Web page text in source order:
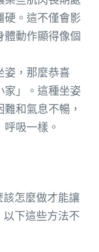
硬。這不僅會影
體動作顯得像個
姿，那麼恭喜
家」。這種坐姿
和氣息不暢，
吸一樣。
怎麼做才能讓
下這些方法不